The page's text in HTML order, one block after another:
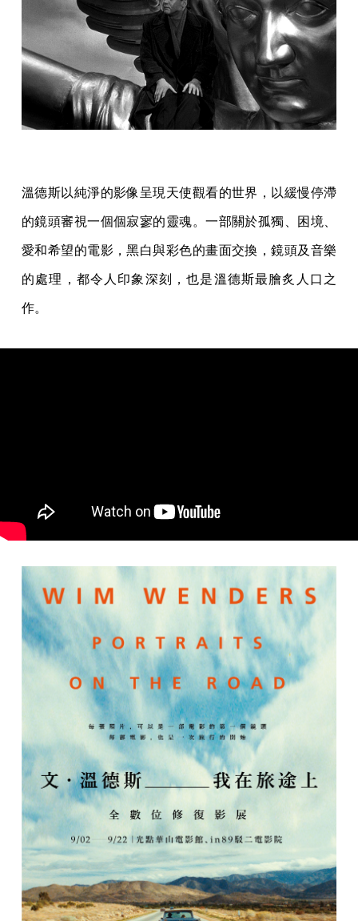
溫德斯以純淨的影像呈現天使觀看的世界，以緩慢停滯
的鏡頭審視一個個寂寥的靈魂。一部關於孤獨、困境、
愛和希望的電影，黑白與彩色的畫面交換，鏡頭及音樂
的處理，都令人印象深刻，也是溫德斯最膾炙人口之
作。